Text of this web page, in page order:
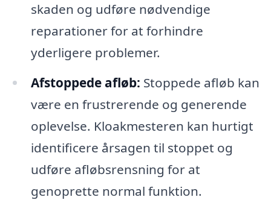
skaden og udføre nødvendige
reparationer for at forhindre
yderligere problemer.
Afstoppede afløb: Stoppede afløb kan
være en frustrerende og generende
oplevelse. Kloakmesteren kan hurtigt
identificere årsagen til stoppet og
udføre afløbsrensning for at
genoprette normal funktion.